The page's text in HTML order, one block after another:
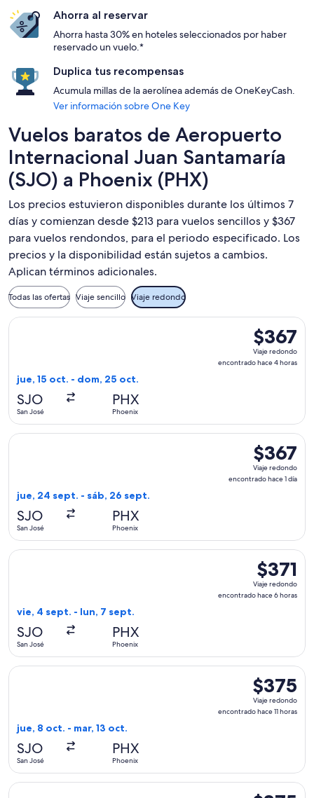
Ahorra al reservar
Ahorra hasta 30% en hoteles seleccionados por haber
reservado un vuelo.*
Duplica tus recompensas
Acumula millas de la aerolínea además de OneKeyCash.
Ver información sobre One Key
Vuelos baratos de Aeropuerto
Internacional Juan Santamaría
(SJO) a Phoenix (PHX)
Los precios estuvieron disponibles durante los últimos 7
días y comienzan desde $213 para vuelos sencillos y $367
para vuelos rendondos, para el periodo especificado. Los
precios y la disponibilidad están sujetos a cambios.
Aplican términos adicionales.
Todas las ofertas Viaje sencillo Viaje redondo
$367
Viaje
redondo,
$367
Viaje redondo
encontrado hace 4 horas
jue, 15 oct. - dom, 25 oct.
SJO
San José
PHX
Phoenix
Seleccionar vuelo de United, con salida el jue, 15 oct.
$367
Viaje
redondo,
$367
Viaje redondo
encontrado hace 1 día
jue, 24 sept. - sáb, 26 sept.
SJO
San José
PHX
Phoenix
Seleccionar vuelo de Southwest Airlines, con salida el jue,
$371
Viaje
redondo,
$371
Viaje redondo
encontrado hace 6 horas
vie, 4 sept. - lun, 7 sept.
SJO
San José
PHX
Phoenix
Seleccionar vuelo de American Airlines, con salida el vie, 4
$375
Viaje
redondo,
$375
Viaje redondo
encontrado hace 11 horas
jue, 8 oct. - mar, 13 oct.
SJO
San José
PHX
Phoenix
Seleccionar vuelo de American Airlines, con salida el jue, 8
Seleccionar vuelo de United, con salida el sáb, 19 dic.